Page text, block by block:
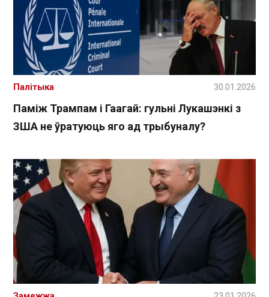
Паміж Трампам і Гаагай: гульні Лукашэнкі з
ЗША не ўратуюць яго ад трыбуналу?
Палітыка 30.01.2026